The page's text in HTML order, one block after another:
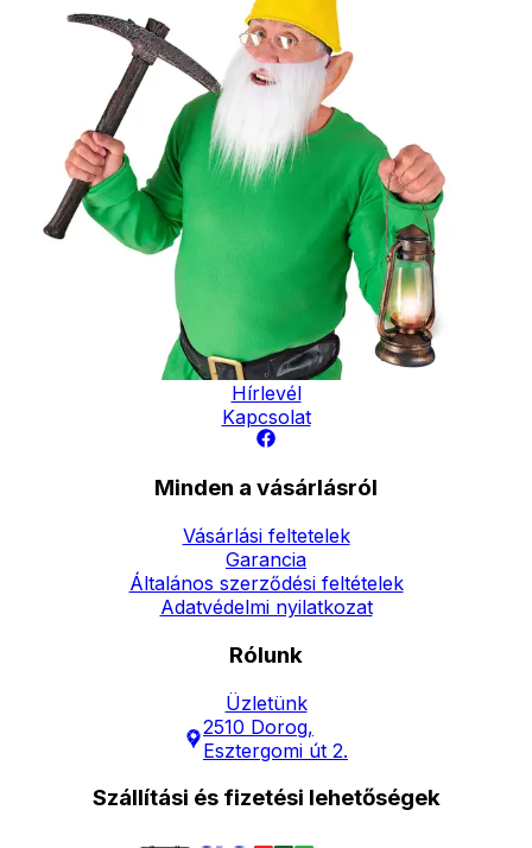
Asztali játékok
Nyári játékok
- Homokozójátékok
- Műanyag hajók
- Hinta, csúszda
- Ütők, dobálók
- Strandcikkek
- Egyéb nyári játékok
Lábbal hajtós
járművek
Téli játékok
Szállítás:
- Csomagautomata: 1190
forinttól
- Házhozszállítás: 2190
forinttól
- Személyes átvétel:
ingyenesen
Elérhetőség
Hírlevél
Kapcsolat
Minden a vásárlásról
Vásárlási feltetelek
Garancia
Általános szerződési feltételek
Adatvédelmi nyilatkozat
Rólunk
Üzletünk
2510 Dorog,
Esztergomi út 2.
Szállítási és fizetési lehetőségek